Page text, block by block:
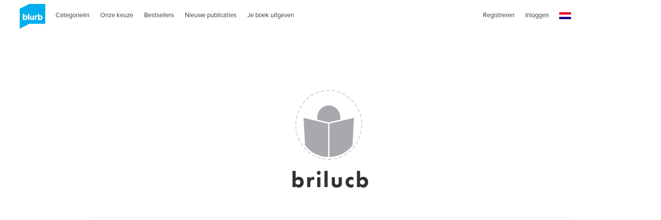
Categorieën Onze keuze Bestsellers Nieuwe publicaties Je boek uitgeven Registreren Inloggen
brilucb